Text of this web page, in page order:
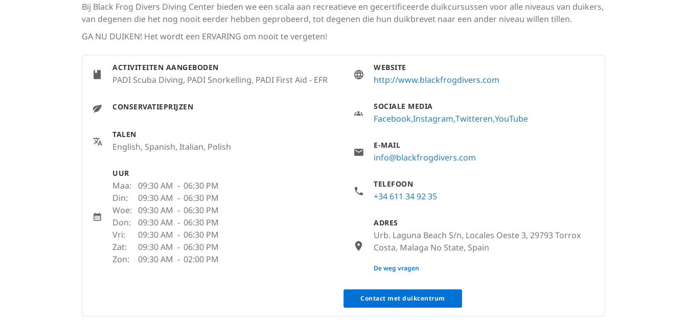
Bij Black Frog Divers Diving Center bieden we een scala aan recreatieve en gecertificeerde duikcursussen voor alle niveaus van duikers,
van degenen die het nog nooit eerder hebben geprobeerd, tot degenen die hun duikbrevet naar een ander niveau willen tillen.
GA NU DUIKEN! Het wordt een ERVARING om nooit te vergeten!
ACTIVITEITEN AANGEBODEN
PADI Scuba Diving, PADI Snorkelling, PADI First Aid - EFR
CONSERVATIEPRIJZEN
TALEN
English, Spanish, Italian, Polish
UUR
Maa: 09:30 AM - 06:30 PM
Din:
09:30 AM - 06:30 PM
Woe: 09:30 AM - 06:30 PM
Don:
09:30 AM - 06:30 PM
Vri:
09:30 AM - 06:30 PM
Zat:
09:30 AM - 06:30 PM
Zon:
09:30 AM - 02:00 PM
WEBSITE
http://www.blackfrogdivers.com
SOCIALE MEDIA
FacebookInstagram Twitteren YouTube
E-MAIL
info@blackfrogdivers.com
TELEFOON
+34 611 34 92 35
ADRES
Urb. Laguna Beach S/n, Locales Oeste 3, 29793 Torrox
Costa, Malaga No State, Spain
None
De weg vragen
Contact met duikcentrum